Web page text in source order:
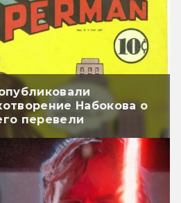
Набокова о
перевели